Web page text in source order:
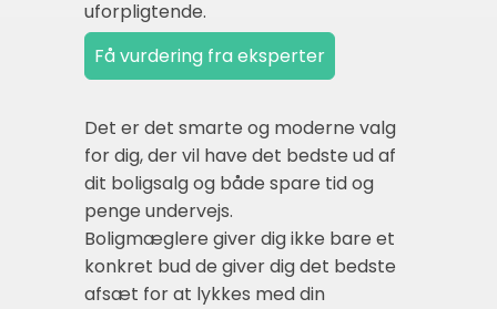
uforpligtende.
Det er det smarte og moderne valg
for dig, der vil have det bedste ud af
dit boligsalg og både spare tid og
penge undervejs.
Boligmæglere giver dig ikke bare et
konkret bud de giver dig det bedste
afsæt for at lykkes med din